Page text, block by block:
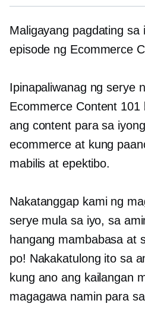
Maligayang pagdating sa
episode ng Ecommerce
Ipinapaliwanag ng serye
Ecommerce Content 101
ang content para sa
ecommerce at kung
mabilis at epektibo.
Nakatanggap kami ng
serye mula sa iyo, sa
hangang mambabasa at
po! Nakakatulong ito sa
kung ano ang kailangan
magagawa namin para